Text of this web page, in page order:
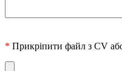
* Прикріпити файл з CV